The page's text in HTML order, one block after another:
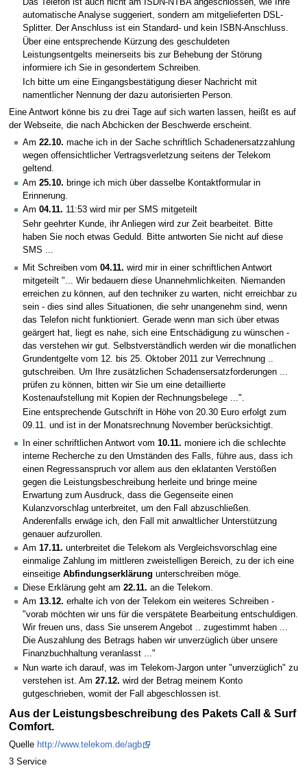
Das Telefon ist auch nicht am ISDN-NTBA angeschlossen, wie Ihre
automatische Analyse suggeriert, sondern am mitgelieferten DSL-
Splitter. Der Anschluss ist ein Standard- und kein ISBN-Anschluss.
Über eine entsprechende Kürzung des geschuldeten
Leistungsentgelts meinerseits bis zur Behebung der Störung
informiere ich Sie in gesondertem Schreiben.
Ich bitte um eine Eingangsbestätigung dieser Nachricht mit
namentlicher Nennung der dazu autorisierten Person.
Eine Antwort könne bis zu drei Tage auf sich warten lassen, heißt es auf
der Webseite, die nach Abchicken der Beschwerde erscheint.
Am 22.10. mache ich in der Sache schriftlich Schadenersatzzahlung
wegen offensichtlicher Vertragsverletzung seitens der Telekom
geltend.
Am 25.10. bringe ich mich über dasselbe Kontaktformular in
Erinnerung.
Am 04.11. 11:53 wird mir per SMS mitgeteilt
Sehr geehrter Kunde, ihr Anliegen wird zur Zeit bearbeitet. Bitte
haben Sie noch etwas Geduld. Bitte antworten Sie nicht auf diese
SMS ...
Mit Schreiben vom 04.11. wird mir in einer schriftlichen Antwort
mitgeteilt "... Wir bedauern diese Unannehmlichkeiten. Niemanden
erreichen zu können, auf den techniker zu warten, nicht erreichbar zu
sein - dies sind alles Situationen, die sehr unangenehm sind, wenn
das Telefon nicht funktioniert. Gerade wenn man sich über etwas
geärgert hat, liegt es nahe, sich eine Entschädigung zu wünschen -
das verstehen wir gut. Selbstverständlich werden wir die monatlichen
Grundentgelte vom 12. bis 25. Oktober 2011 zur Verrechnung ..
gutschreiben. Um Ihre zusätzlichen Schadensersatzforderungen ...
prüfen zu können, bitten wir Sie um eine detaillierte
Kostenaufstellung mit Kopien der Rechnungsbelege ...".
Eine entsprechende Gutschrift in Höhe von 20.30 Euro erfolgt zum
09.11. und ist in der Monatsrechnung November berücksichtigt.
In einer schriftlichen Antwort vom 10.11. moniere ich die schlechte
interne Recherche zu den Umständen des Falls, führe aus, dass ich
einen Regressanspruch vor allem aus den eklatanten Verstößen
gegen die Leistungsbeschreibung herleite und bringe meine
Erwartung zum Ausdruck, dass die Gegenseite einen
Kulanzvorschlag unterbreitet, um den Fall abzuschließen.
Anderenfalls erwäge ich, den Fall mit anwaltlicher Unterstützung
genauer aufzurollen.
Am 17.11. unterbreitet die Telekom als Vergleichsvorschlag eine
einmalige Zahlung im mittleren zweistelligen Bereich, zu der ich eine
einseitige Abfindungserklärung unterschreiben möge.
Diese Erklärung geht am 22.11. an die Telekom.
Am 13.12. erhalte ich von der Telekom ein weiteres Schreiben -
"vorab möchten wir uns für die verspätete Bearbeitung entschuldigen.
Wir freuen uns, dass Sie unserem Angebot .. zugestimmt haben ...
Die Auszahlung des Betrags haben wir unverzüglich über unsere
Finanzbuchhaltung veranlasst ..."
Nun warte ich darauf, was im Telekom-Jargon unter "unverzüglich" zu
verstehen ist. Am 27.12. wird der Betrag meinem Konto
gutgeschrieben, womit der Fall abgeschlossen ist.
Aus der Leistungsbeschreibung des Pakets Call & Surf
Comfort.
Quelle http://www.telekom.de/agb
3 Service